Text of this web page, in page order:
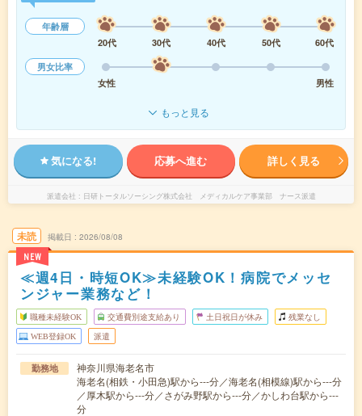
年齢層
20代
30代 40代 50代
60代
男女比率
女性
男性
もっと見る
気になる! 応募へ進む 詳しく見る
派遣会社 日研トータルソーシング株式会社 メディカルケア事業部 ナース派遣
未読
NEW
掲載日 2026/08/08
≪週4日・時短OK≫未経験OK！病院でメッセ
ンジャー業務など！
職種未経験OK 交通費別途支給あり 土日祝日が休み 残業なし
WEB登録OK 派遣
勤務地
神奈川県海老名市
海老名(相鉄・小田急)駅から---分／海老名(相模線)駅から---分
／厚木駅から---分／さがみ野駅から---分／かしわ台駅から---
分